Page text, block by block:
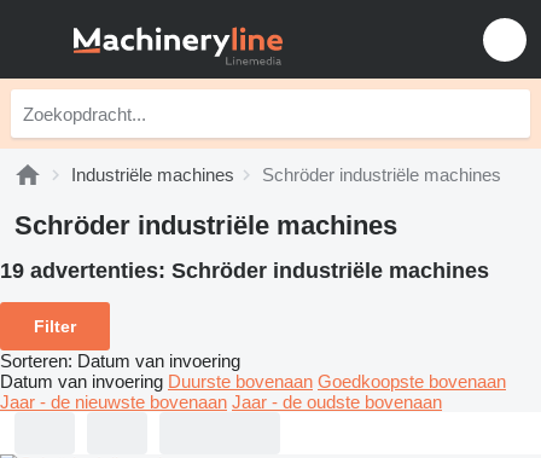
Industriële machines Schröder industriële machines
Schröder industriële machines
19 advertenties: Schröder industriële machines
Filter
Sorteren: Datum van invoering
Datum van invoering Duurste bovenaan Goedkoopste bovenaan
Jaar - de nieuwste bovenaan Jaar - de oudste bovenaan